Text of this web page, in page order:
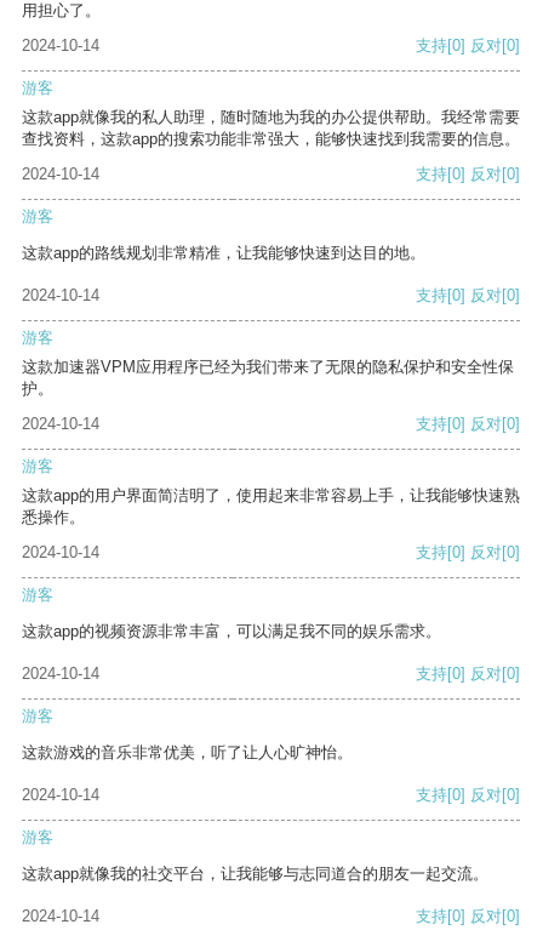
用担心了。
2024-10-14
支持[0] 反对[0]
游客
这款app就像我的私人助理，随时随地为我的办公提供帮助。我经常需要
查找资料，这款app的搜索功能非常强大，能够快速找到我需要的信息。
2024-10-14
支持[0] 反对[0]
游客
这款app的路线规划非常精准，让我能够快速到达目的地。
2024-10-14 支持[0] 反对[0]
游客
这款加速器VPM应用程序已经为我们带来了无限的隐私保护和安全性保
护。
2024-10-14
支持[0] 反对[0]
游客
这款app的用户界面简洁明了，使用起来非常容易上手，让我能够快速熟
悉操作。
2024-10-14
支持[0] 反对[0]
游客
这款app的视频资源非常丰富，可以满足我不同的娱乐需求。
2024-10-14 支持[0] 反对[0]
游客
这款游戏的音乐非常优美，听了让人心旷神怡。
2024-10-14 支持[0] 反对[0]
游客
这款app就像我的社交平台，让我能够与志同道合的朋友一起交流。
2024-10-14 支持[0] 反对[0]